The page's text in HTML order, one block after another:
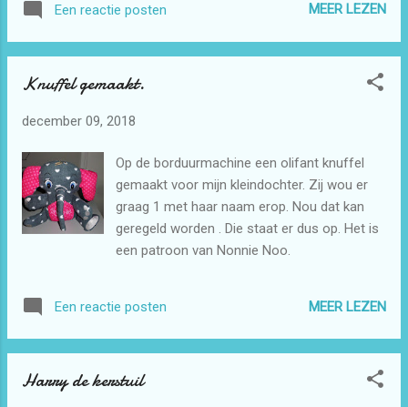
Een reactie posten MEER LEZEN
Knuffel gemaakt.
december 09, 2018
Op de borduurmachine een olifant knuffel
gemaakt voor mijn kleindochter. Zij wou er
graag 1 met haar naam erop. Nou dat kan
geregeld worden . Die staat er dus op. Het is
een patroon van Nonnie Noo.
Een reactie posten MEER LEZEN
Harry de kerstuil